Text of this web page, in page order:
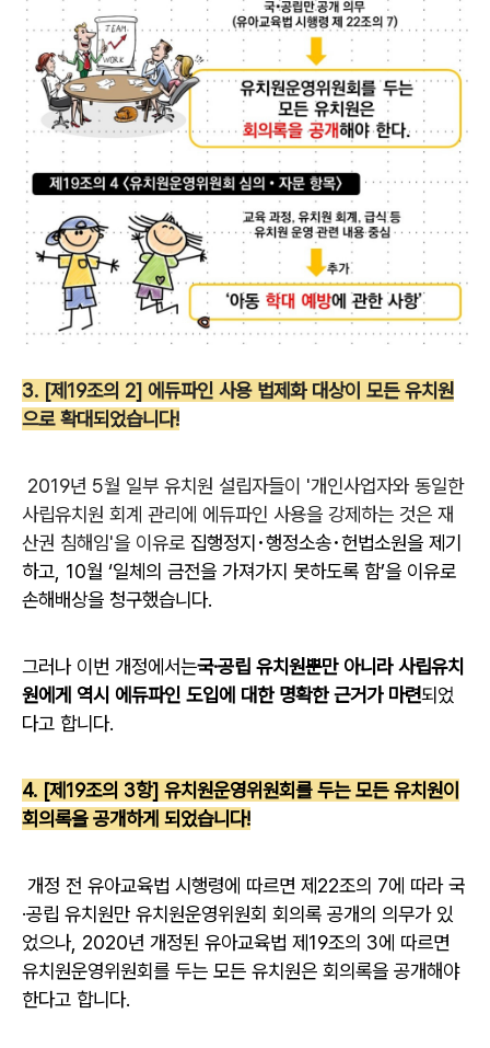
3. [제19조의 2] 에듀파인 사용 법제화 대상이 모든 유치원
으로 확대되었습니다!
2019년 5월 일부 유치원 설립자들이 '개인사업자와 동일한
사립유치원 회계 관리에 에듀파인 사용을 강제하는 것은 재
산권 침해임'을 이유로 집행정지･행정소송･헌법소원을 제기
하고, 10월 ‘일체의 금전을 가져가지 못하도록 함’을 이유로
손해배상을 청구했습니다.
그러나 이번 개정에서는국·공립 유치원뿐만 아니라 사립유치
원에게 역시 에듀파인 도입에 대한 명확한 근거가 마련되었
다고 합니다.
4. [제19조의 3항] 유치원운영위원회를 두는 모든 유치원이
회의록을 공개하게 되었습니다!
개정 전 유아교육법 시행령에 따르면 제22조의 7에 따라 국
·공립 유치원만 유치원운영위원회 회의록 공개의 의무가 있
었으나, 2020년 개정된 유아교육법 제19조의 3에 따르면
유치원운영위원회를 두는 모든 유치원은 회의록을 공개해야
한다고 합니다.